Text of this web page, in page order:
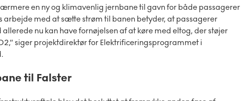
en ny og klimavenlig jernbane til gavn for både passagerer
arbejde med at sætte strøm til banen betyder, at passagerer
nu kan have fornøjelsen af at køre med eltog, der støjer
siger projektdirektør for Elektrificeringsprogrammet i
til Falster